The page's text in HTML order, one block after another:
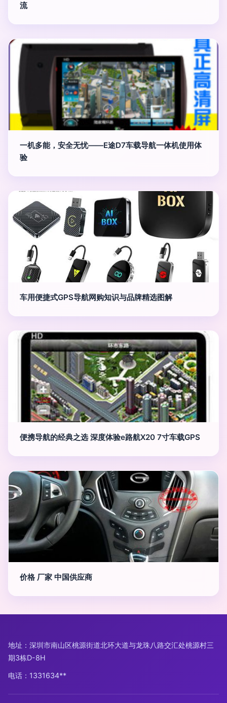
流
一机多能，安全无忧——E途D7车载导航一体机使用体
验
车用便捷式GPS导航网购知识与品牌精选图解
便携导航的经典之选 深度体验e路航X20 7寸车载GPS
价格 厂家 中国供应商
地址：深圳市南山区桃源街道北环大道与龙珠八路交汇处桃源村三
期3栋D-8H
电话：1331634**